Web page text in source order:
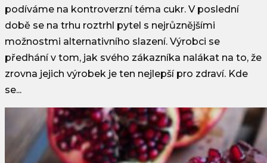
podíváme na kontroverzní téma cukr. V poslední
době se na trhu roztrhl pytel s nejrůznějšími
možnostmi alternativního slazení. Výrobci se
předhání v tom, jak svého zákazníka nalákat na to, že
zrovna jejich výrobek je ten nejlepší pro zdraví. Kde
se...